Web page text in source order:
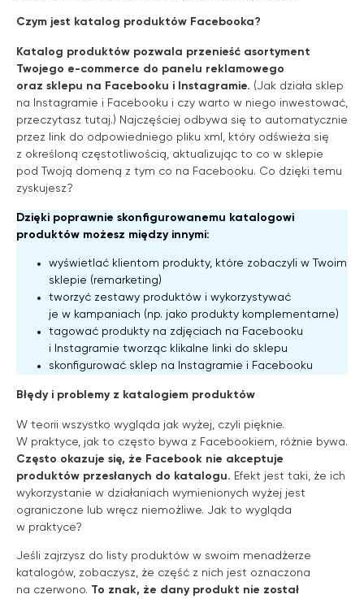
Czym jest katalog produktów Facebooka?
Katalog produktów pozwala przenieść asortyment
Twojego e-commerce do panelu reklamowego
oraz sklepu na Facebooku i Instagramie. (Jak działa sklep
na Instagramie i Facebooku i czy warto w niego inwestować,
przeczytasz tutaj.) Najczęściej odbywa się to automatycznie
przez link do odpowiedniego pliku xml, który odświeża się
z określoną częstotliwością, aktualizując to co w sklepie
pod Twoją domeną z tym co na Facebooku. Co dzięki temu
zyskujesz?
Dzięki poprawnie skonfigurowanemu katalogowi
produktów możesz między innymi:
wyświetlać klientom produkty, które zobaczyli w Twoim
sklepie (remarketing)
tworzyć zestawy produktów i wykorzystywać
je w kampaniach (np. jako produkty komplementarne)
tagować produkty na zdjęciach na Facebooku
i Instagramie tworząc klikalne linki do sklepu
skonfigurować sklep na Instagramie i Facebooku
Błędy i problemy z katalogiem produktów
W teorii wszystko wygląda jak wyżej, czyli pięknie.
W praktyce, jak to często bywa z Facebookiem, różnie bywa.
Często okazuje się, że Facebook nie akceptuje
produktów przesłanych do katalogu. Efekt jest taki, że ich
wykorzystanie w działaniach wymienionych wyżej jest
ograniczone lub wręcz niemożliwe. Jak to wygląda
w praktyce?
Jeśli zajrzysz do listy produktów w swoim menadżerze
katalogów, zobaczysz, że część z nich jest oznaczona
na czerwono. To znak, że dany produkt nie został